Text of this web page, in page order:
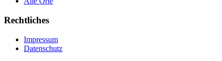
Rechtliches
Impressum
Datenschutz